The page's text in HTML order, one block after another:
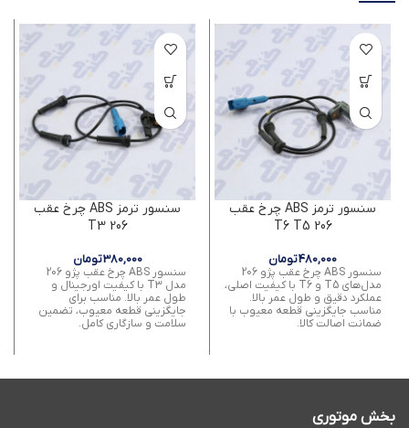
سنسور ترمز ABS چرخ عقب
T6 T5 206
480,000تومان
سنسور ABS چرخ عقب پژو 206
مدل‌های T5 و T6 با کیفیت اصلی،
عملکرد دقیق و طول عمر بالا.
مناسب جایگزینی قطعه معیوب با
ضمانت اصالت کالا.
سنسور ترمز ABS چرخ عقب
T3 206
380,000تومان
سنسور ABS چرخ عقب پژو 206
مدل T3 با کیفیت اورجینال و
طول عمر بالا. مناسب برای
جایگزینی قطعه معیوب، تضمین
سلامت و سازگاری کامل.
بخش موتوری